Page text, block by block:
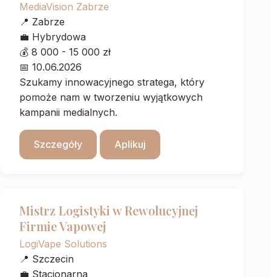
MediaVision Zabrze
📍 Zabrze
💼 Hybrydowa
💰 8 000 - 15 000 zł
📅 10.06.2026
Szukamy innowacyjnego stratega, który
pomoże nam w tworzeniu wyjątkowych
kampanii medialnych.
Szczegóły Aplikuj
Mistrz Logistyki w Rewolucyjnej
Firmie Vapowej
LogiVape Solutions
📍 Szczecin
💼 Stacjonarna